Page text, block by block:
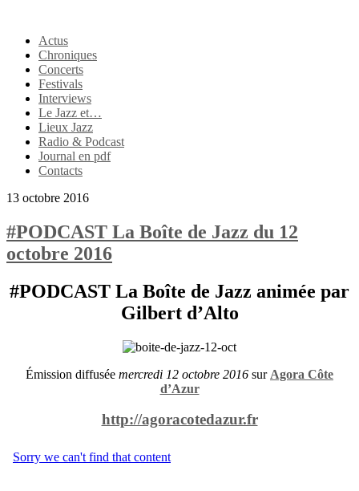
Actus
Chroniques
Concerts
Festivals
Interviews
Le Jazz et…
Lieux Jazz
Radio & Podcast
Journal en pdf
Contacts
13 octobre 2016
#PODCAST La Boîte de Jazz du 12
octobre 2016
#PODCAST La Boîte de Jazz animée par
Gilbert d’Alto
Émission diffusée mercredi 12 octobre 2016 sur Agora Côte
d’Azur
http://agoracotedazur.fr